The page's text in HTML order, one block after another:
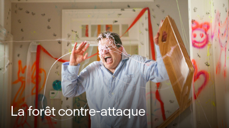
La forêt contre-attaque